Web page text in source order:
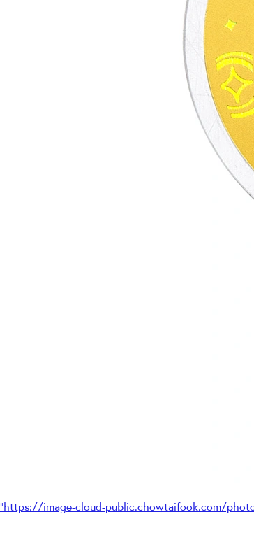
"https://image-cloud-public.chowtaifook.com/